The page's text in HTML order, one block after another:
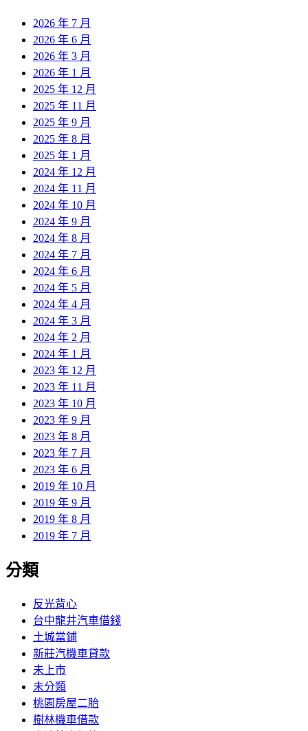
2026 年 7 月
2026 年 6 月
2026 年 3 月
2026 年 1 月
2025 年 12 月
2025 年 11 月
2025 年 9 月
2025 年 8 月
2025 年 1 月
2024 年 12 月
2024 年 11 月
2024 年 10 月
2024 年 9 月
2024 年 8 月
2024 年 7 月
2024 年 6 月
2024 年 5 月
2024 年 4 月
2024 年 3 月
2024 年 2 月
2024 年 1 月
2023 年 12 月
2023 年 11 月
2023 年 10 月
2023 年 9 月
2023 年 8 月
2023 年 7 月
2023 年 6 月
2019 年 10 月
2019 年 9 月
2019 年 8 月
2019 年 7 月
分類
反光背心
台中龍井汽車借錢
土城當鋪
新莊汽機車貸款
未上市
未分類
桃園房屋二胎
樹林機車借款